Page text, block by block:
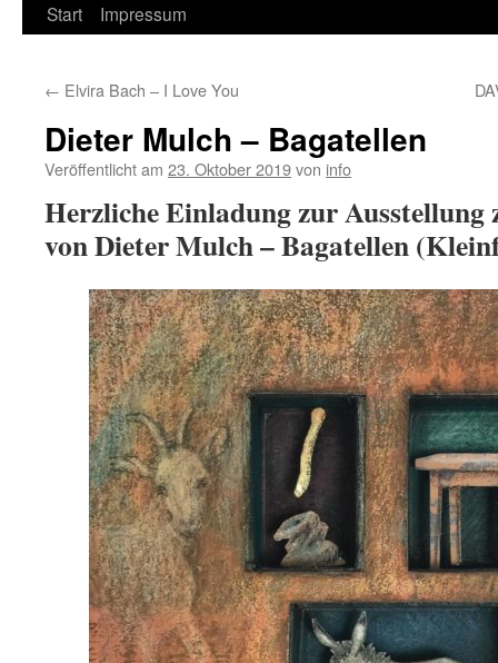
Start Impressum
← Elvira Bach – I Love You
Dieter Mulch – Bagatellen
Veröffentlicht am 23. Oktober 2019von info
Herzliche Einladung zur Ausstellung
von Dieter Mulch – Bagatellen